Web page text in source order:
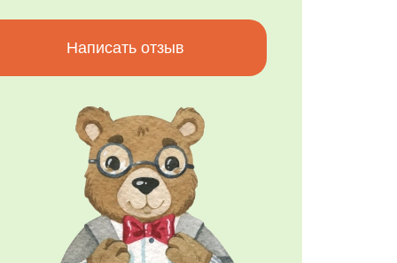
Написать отзыв